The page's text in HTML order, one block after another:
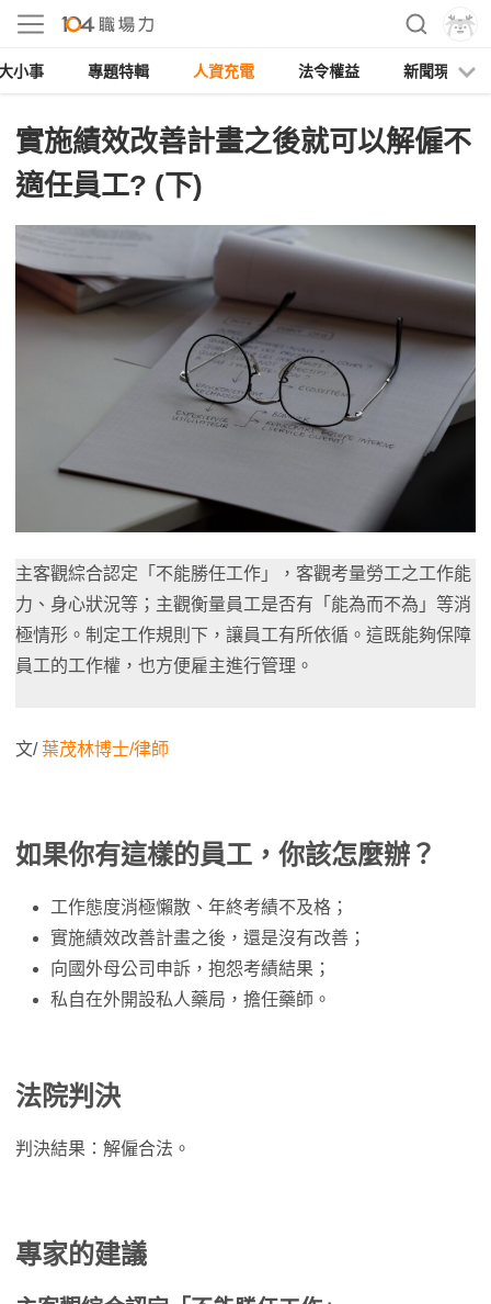
小事 專題特輯 人資充電 法令權益 新聞現場
實施績效改善計畫之後就可以解僱不
適任員工? (下)
主客觀綜合認定「不能勝任工作」，客觀考量勞工之工作能
力、身心狀況等；主觀衡量員工是否有「能為而不為」等消
極情形。 制定工作規則下， 讓員工有所依循。這既能夠保障
員工的工作權，也方便雇主進行管理。
文/葉茂林博士/律師
如果你有這樣的員工，你該怎麼辦？
工作態度消極懶散、年終考績不及格；
實施績效改善計畫之後，還是沒有改善；
向國外母公司申訴，抱怨考績結果；
私自在外開設私人藥局，擔任藥師。
法院判決
判決結果：解僱合法。
專家的建議